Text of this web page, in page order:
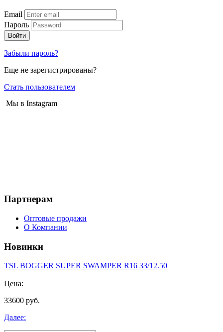
Email
Пароль
Войти
Забыли пароль?
Еще не зарегистрированы?
Стать пользователем
Мы в Instagram
Партнерам
Оптовые продажи
О Компании
Новинки
TSL BOGGER SUPER SWAMPER R16 33/12.50
Цена:
33600 руб.
Далее: